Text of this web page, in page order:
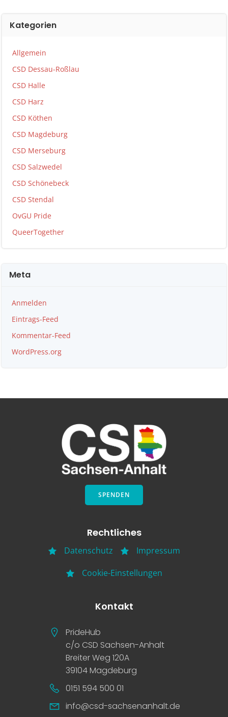
Kategorien
Allgemein
CSD Dessau-Roßlau
CSD Halle
CSD Harz
CSD Köthen
CSD Magdeburg
CSD Merseburg
CSD Salzwedel
CSD Schönebeck
CSD Stendal
OvGU Pride
QueerTogether
Meta
Anmelden
Eintrags-Feed
Kommentar-Feed
WordPress.org
SPENDEN
Kontakt
PrideHub
c/o CSD Sachsen-Anhalt
Breiter Weg 120A
39104 Magdeburg
0151 594 500 01
info@csd-sachsenanhalt.de
Rechtliches
Datenschutz
Impressum
Cookie-Einstellungen